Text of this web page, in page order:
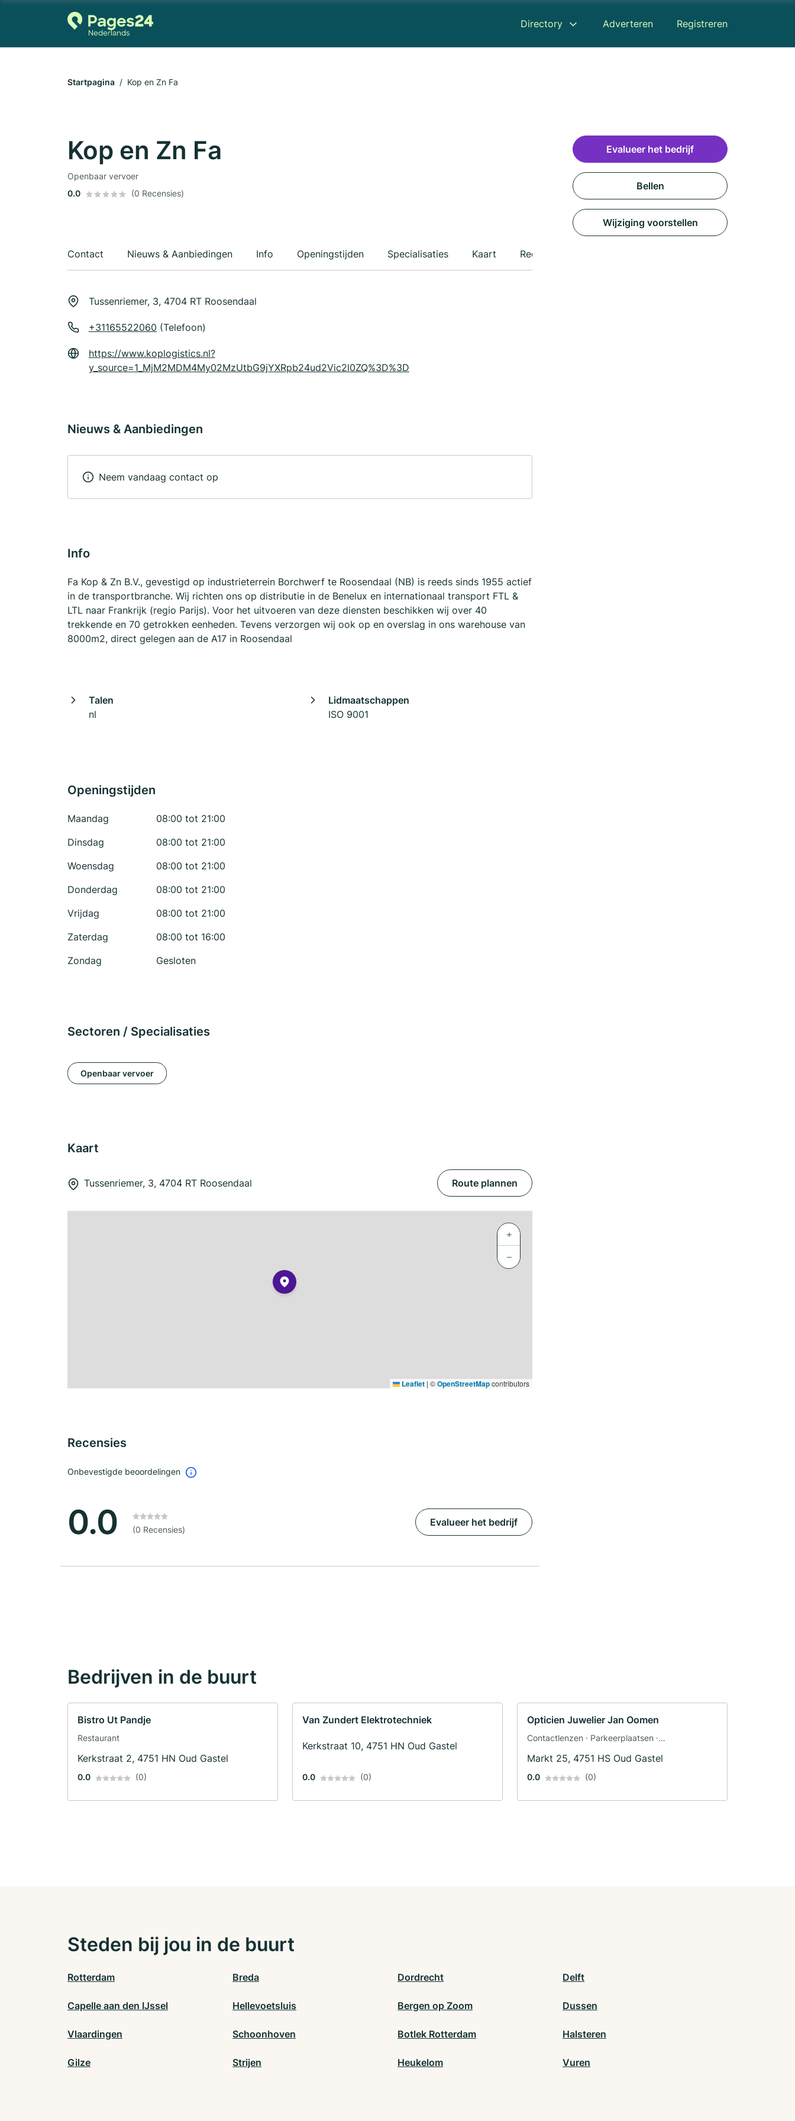
Directory Adverteren Registreren
Startpagina Kop en Zn Fa
Kop en Zn Fa
Openbaar vervoer
0.0
(0 Recensies)
Contact Nieuws & Aanbiedingen Info Openingstijden Specialisaties Kaart Recensies
Tussenriemer, 3, 4704 RT Roosendaal
+31165522060 (Telefoon)
https://www.koplogistics.nl?
y_source=1_MjM2MDM4My02MzUtbG9jYXRpb24ud2Vic2l0ZQ%3D%3D
Nieuws & Aanbiedingen
Neem vandaag contact op
Info
Fa Kop & Zn B.V., gevestigd op industrieterrein Borchwerf te Roosendaal (NB) is reeds sinds 1955 actief
in de transportbranche. Wij richten ons op distributie in de Benelux en internationaal transport FTL &
LTL naar Frankrijk (regio Parijs). Voor het uitvoeren van deze diensten beschikken wij over 40
trekkende en 70 getrokken eenheden. Tevens verzorgen wij ook op en overslag in ons warehouse van
8000m2, direct gelegen aan de A17 in Roosendaal
Talen
nl
Lidmaatschappen
ISO 9001
Openingstijden
Maandag
08:00 tot 21:00
Dinsdag
08:00 tot 21:00
Woensdag
08:00 tot 21:00
Donderdag
08:00 tot 21:00
Vrijdag
08:00 tot 21:00
Zaterdag
08:00 tot 16:00
Zondag
Gesloten
Sectoren / Specialisaties
Openbaar vervoer
Kaart
Tussenriemer, 3, 4704 RT Roosendaal Route plannen
+
−
Leaflet | ©OpenStreetMapcontributors
Recensies
Onbevestigde beoordelingen
0.0 (0 Recensies)
Evalueer het bedrijf
Evalueer het bedrijf
Bellen
Wijziging voorstellen
Bedrijven in de buurt
Bistro Ut Pandje
Restaurant
Kerkstraat 2, 4751 HN Oud Gastel
0.0 (0)
Van Zundert Elektrotechniek
Kerkstraat 10, 4751 HN Oud Gastel
0.0 (0)
Opticien Juwelier Jan Oomen
Contactlenzen · Parkeerplaatsen ·
Markt 25, 4751 HS Oud Gastel
0.0 (0)
Steden bij jou in de buurt
Rotterdam Breda Dordrecht Delft
Capelle aan den IJssel Hellevoetsluis Bergen op Zoom Dussen
Vlaardingen Schoonhoven Botlek Rotterdam Halsteren
Gilze Strijen Heukelom Vuren